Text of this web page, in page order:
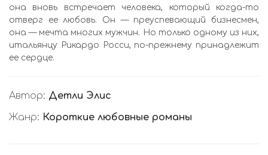
она вновь встречает человека, который когда-то
отверг ее любовь. Он — преуспевающий бизнесмен,
она — мечта многих мужчин. Но только одному из них,
итальянцу Рикардо Росси, по-прежнему принадлежит
ее сердце.
Автор: Детли Элис
Жанр: Короткие любовные романы